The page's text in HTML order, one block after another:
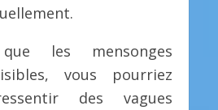
les mensonges
vous pourriez
des vagues